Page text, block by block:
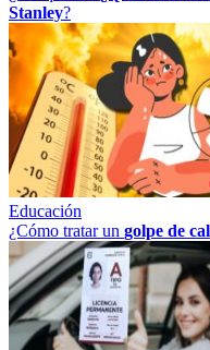
Stanley?
Educación
¿Cómo tratar un golpe de